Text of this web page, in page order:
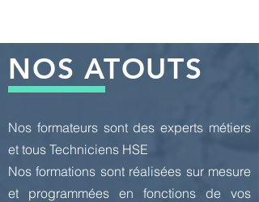
NOS ATOUTS
Nos formateurs sont des experts métiers
et tous Techniciens HSE
Nos formations sont réalisées sur mesure
et programmées en fonctions de vos